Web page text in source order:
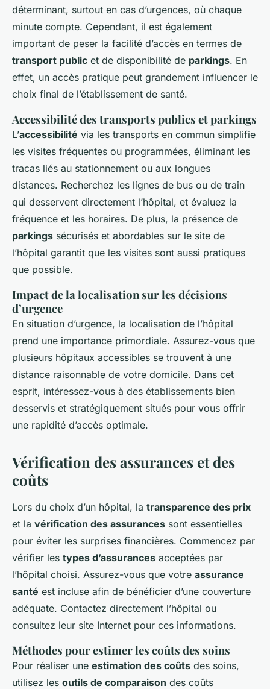
déterminant, surtout en cas d’urgences, où chaque
minute compte. Cependant, il est également
important de peser la facilité d’accès en termes de
transport public et de disponibilité de parkings. En
effet, un accès pratique peut grandement influencer le
choix final de l’établissement de santé.
Accessibilité des transports publics et parkings
L’accessibilité via les transports en commun simplifie
les visites fréquentes ou programmées, éliminant les
tracas liés au stationnement ou aux longues
distances. Recherchez les lignes de bus ou de train
qui desservent directement l’hôpital, et évaluez la
fréquence et les horaires. De plus, la présence de
parkings sécurisés et abordables sur le site de
l’hôpital garantit que les visites sont aussi pratiques
que possible.
Impact de la localisation sur les décisions
d’urgence
En situation d’urgence, la localisation de l’hôpital
prend une importance primordiale. Assurez-vous que
plusieurs hôpitaux accessibles se trouvent à une
distance raisonnable de votre domicile. Dans cet
esprit, intéressez-vous à des établissements bien
desservis et stratégiquement situés pour vous offrir
une rapidité d’accès optimale.
Vérification des assurances et des
coûts
Lors du choix d’un hôpital, la transparence des prix
et la vérification des assurances sont essentielles
pour éviter les surprises financières. Commencez par
vérifier les types d’assurances acceptées par
l’hôpital choisi. Assurez-vous que votre assurance
santé est incluse afin de bénéficier d’une couverture
adéquate. Contactez directement l’hôpital ou
consultez leur site Internet pour ces informations.
Méthodes pour estimer les coûts des soins
Pour réaliser une estimation des coûts des soins,
utilisez les outils de comparaison des coûts